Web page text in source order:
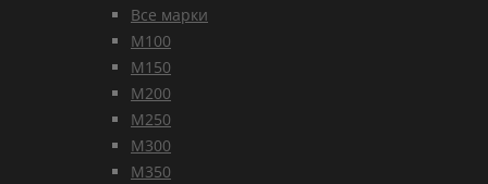
Все марки
М100
М150
М200
М250
М300
М350